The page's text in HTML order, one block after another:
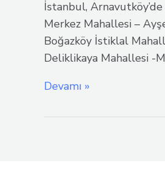
İstanbul,
Merkez Mahallesi –
Boğazköy İstiklal
Deliklikaya Mahallesi -
Arnavutköy
Devamı »